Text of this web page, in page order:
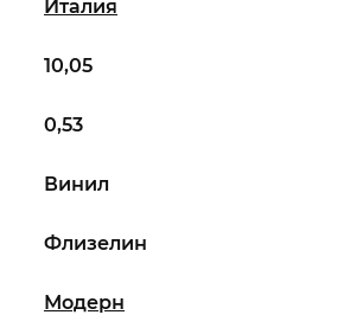
10,05
0,53
Модерн
Флизелин
Винил
Италия